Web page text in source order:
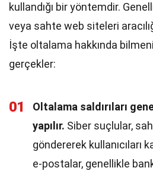
kullandığı bir yöntemdir.
veya sahte web siteleri
İşte oltalama hakkında
gerçekler:
01
Oltalama saldırıları
yapılır. Siber suçlular,
göndererek kullanıcıları
e-postalar, genellikle